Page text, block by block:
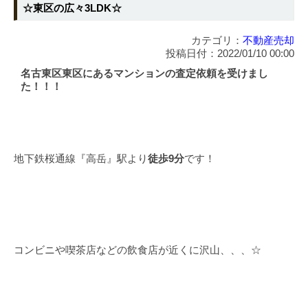
☆東区の広々3LDK☆
カテゴリ： 不動産売却
投稿日付：2022/01/10 00:00
名古東区東区にあるマンションの査定依頼を受けまし
た！！！
地下鉄桜通線『高岳』駅より徒歩9分です！
コンビニや喫茶店などの飲食店が近くに沢山、、、☆